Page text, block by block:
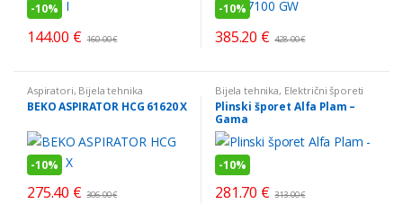
-10%
144.00 € 160.00€
-10%
385.20 € 428.00€
Aspiratori, Bijela tehnika
BEKO ASPIRATOR HCG 61620 X
-10%
275.40 € 306.00€
Bijela tehnika, Električni šporeti
Plinski šporet Alfa Plam –
Gama
-10%
281.70 € 313.00€